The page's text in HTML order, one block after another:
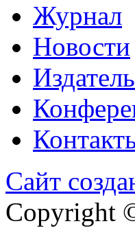
Журнал
Новости
Сайт
Copyright